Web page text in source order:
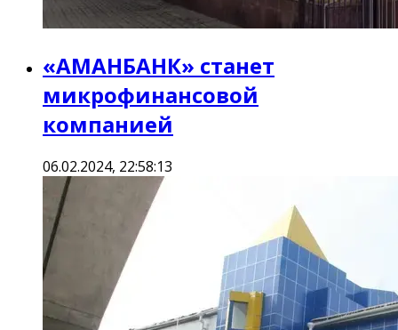
«АМАНБАНК» станет
микрофинансовой
компанией
06.02.2024, 22:58:13